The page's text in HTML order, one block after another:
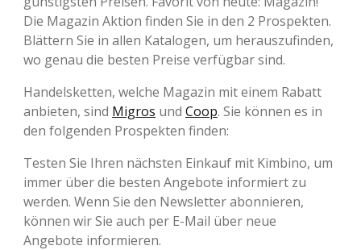
Die Magazin Aktion finden Sie in den 2 Prospekten.
Blättern Sie in allen Katalogen, um herauszufinden,
wo genau die besten Preise verfügbar sind.
Handelsketten, welche Magazin mit einem Rabatt
anbieten, sind Migros und Coop. Sie können es in
den folgenden Prospekten finden:
Testen Sie Ihren nächsten Einkauf mit Kimbino, um
immer über die besten Angebote informiert zu
werden. Wenn Sie den Newsletter abonnieren,
können wir Sie auch per E-Mail über neue
Angebote informieren.